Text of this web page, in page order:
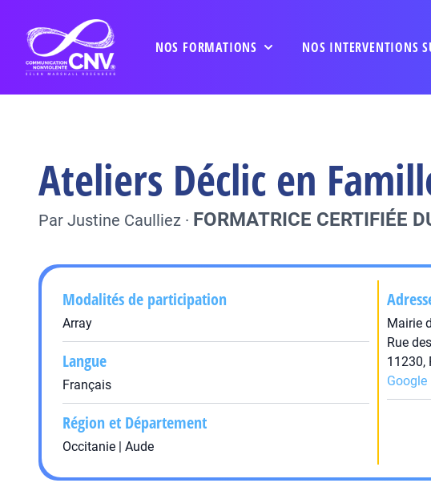
NOS FORMATIONS NOS INTERVENTIONS
Ateliers Déclic en
Par Justine Caulliez · FORMATRICE CERTIFIÉE
Modalités de participation
Array
Langue
Français
Région et Département
Occitanie | Aude
Mairie
Rue
11230,